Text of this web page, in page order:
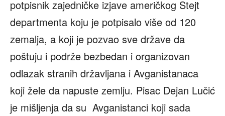
potpisnik zajedničke izjave američkog Stejt
departmenta koju je potpisalo više od 120
zemalja, a koji je pozvao sve države da
poštuju i podrže bezbedan i organizovan
odlazak stranih državljana i Avganistanaca
koji žele da napuste zemlju. Pisac Dejan Lučić
je mišljenja da su Avganistanci koji sada